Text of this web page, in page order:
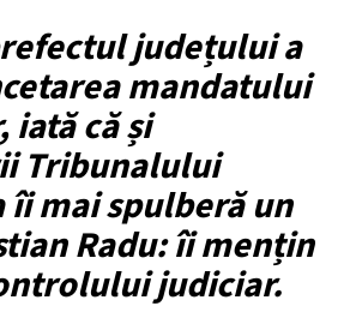
județului a
mandatului
iată că și
Tribunalului
îi mai spulberă un
Radu: îi mențin
judiciar.